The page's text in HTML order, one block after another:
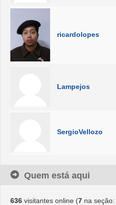
ricardolopes
Lampejos
SergioVellozo
Quem está aqui
636 visitantes online (7 na seção: